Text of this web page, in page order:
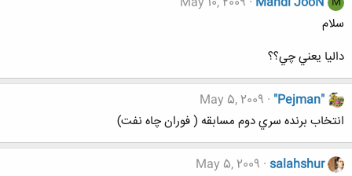
سلام
داليا يعني چي؟؟
"Pejman"
May 5, 2009
انتخاب برنده سري دوم مسابقه ( فوران چاه نفت)
salahshur
May 5, 2009